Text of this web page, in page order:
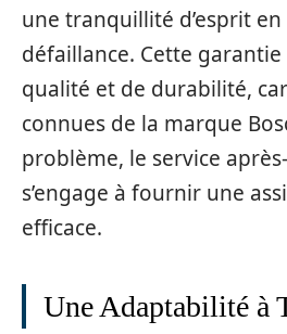
une tranquillité d’esprit en
défaillance. Cette
qualité et de durabilité,
connues de la marque
problème, le service
s’engage à fournir une
efficace.
Une Adaptabilité à